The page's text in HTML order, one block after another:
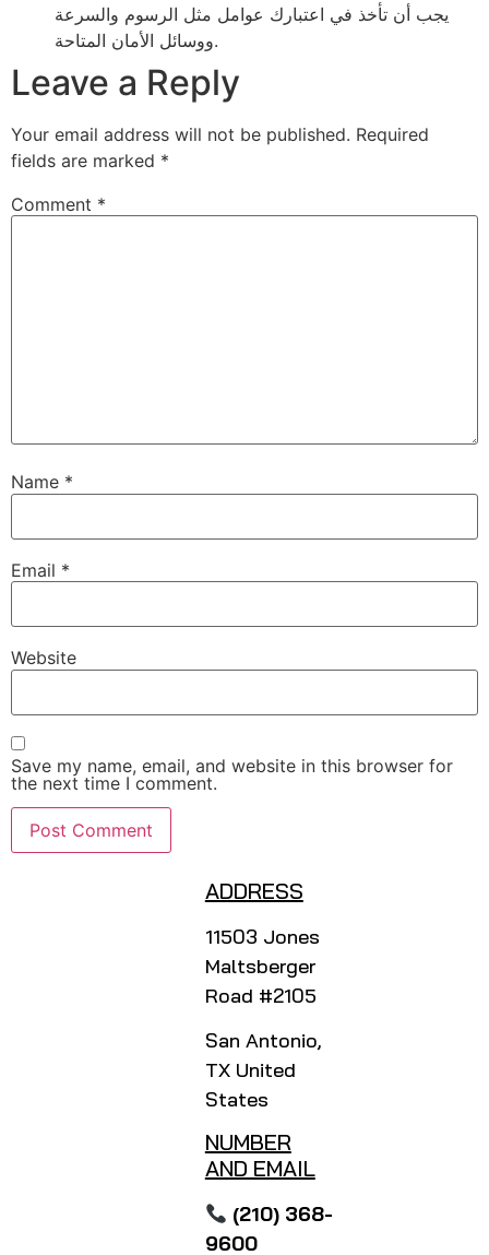
يجب أن تأخذ في اعتبارك عوامل مثل الرسوم والسرعة
ووسائل الأمان المتاحة.
Leave a Reply
Your email address will not be published. Required
fields are marked *
Comment *
Name *
Email *
Website
Save my name, email, and website in this browser for
the next time I comment.
ADDRESS
11503 Jones
Maltsberger
Road #2105
San Antonio,
TX United
States
NUMBER
AND EMAIL
(210) 368-
9600